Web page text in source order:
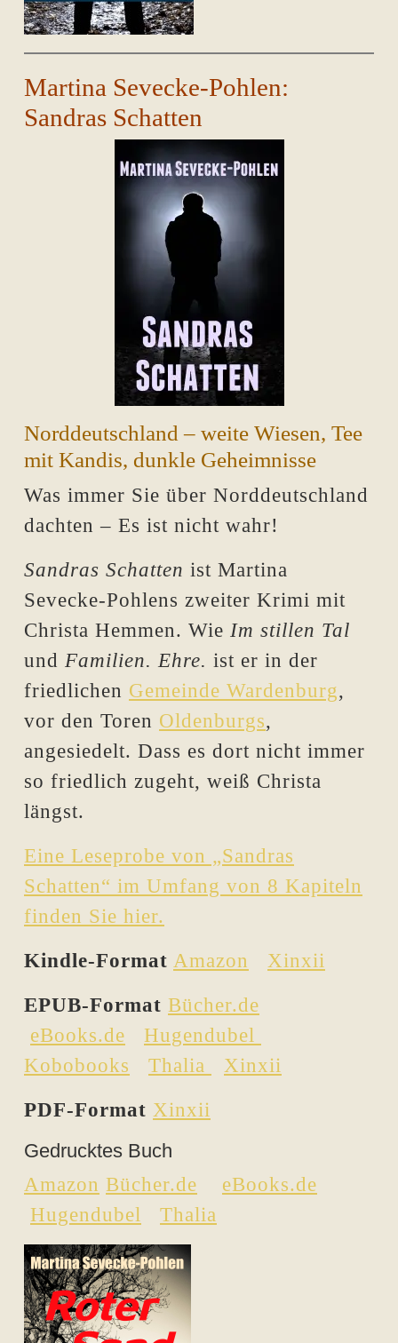
Martina Sevecke-Pohlen:
Sandras Schatten
Norddeutschland – weite Wiesen, Tee
mit Kandis, dunkle Geheimnisse
Was immer Sie über Norddeutschland
dachten – Es ist nicht wahr!
Sandras Schatten ist Martina
Sevecke-Pohlens zweiter Krimi mit
Christa Hemmen. Wie Im stillen Tal
und Familien. Ehre. ist er in der
friedlichen Gemeinde Wardenburg,
vor den Toren Oldenburgs,
angesiedelt. Dass es dort nicht immer
so friedlich zugeht, weiß Christa
längst.
Eine Leseprobe von „Sandras
Schatten“ im Umfang von 8 Kapiteln
finden Sie hier.
Kindle-Format Amazon
Xinxii
EPUB-Format Bücher.de
eBooks.de
Hugendubel
Kobobooks
Thalia
Xinxii
PDF-Format Xinxii
Gedrucktes Buch
Amazon Bücher.de
eBooks.de
Hugendubel
Thalia